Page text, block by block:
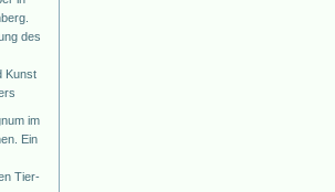
des
Kunst
im
Ein
Tier-